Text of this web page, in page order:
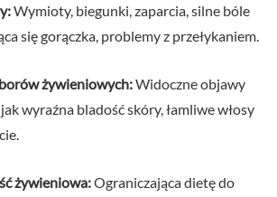
Wymioty, biegunki, zaparcia, silne bóle
się gorączka, problemy z przełykaniem.
żywieniowych:Widoczne objawy
wyraźna bladość skóry, łamliwe włosy
żywieniowa:Ograniczająca dietę do